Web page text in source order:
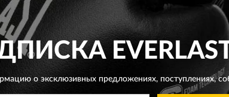
о эксклюзивных предложениях,поступлениях,